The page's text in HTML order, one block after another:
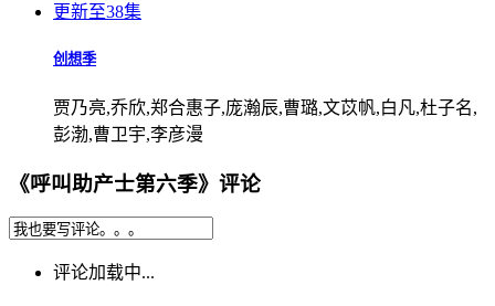
更新至38集
创想季
贾乃亮,乔欣,郑合惠子,庞瀚辰,曹璐,文苡帆,白凡,杜子名,
彭渤,曹卫宇,李彦漫
《呼叫助产士第六季》评论
评论加载中...